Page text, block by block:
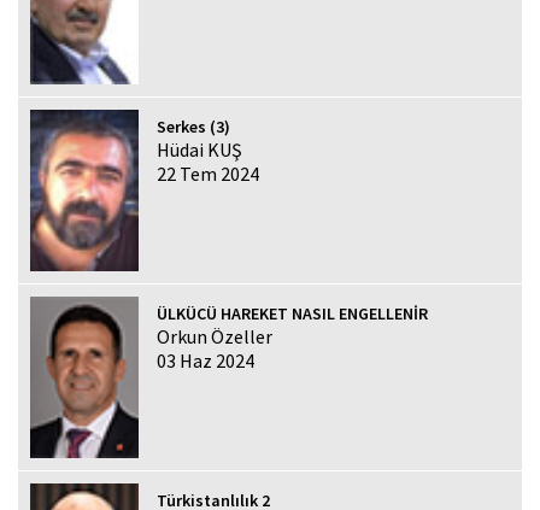
Serkes (3)
Hüdai KUŞ
22 Tem 2024
ÜLKÜCÜ HAREKET NASIL ENGELLENİR
Orkun Özeller
03 Haz 2024
Türkistanlılık 2